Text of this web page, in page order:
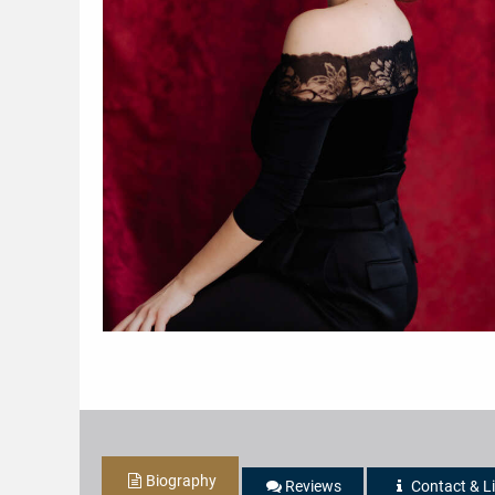
Biography Reviews Contact &